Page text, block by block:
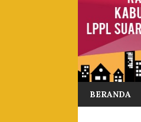
BERANDA